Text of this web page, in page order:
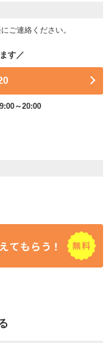
ご連絡ください。
9:00～20:00